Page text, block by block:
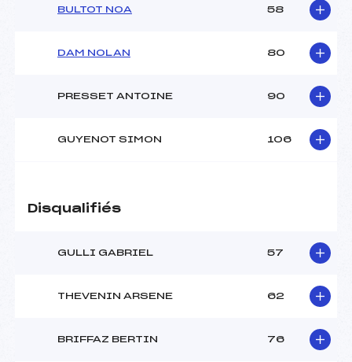
BULTOT NOA 58
DAM NOLAN 80
PRESSET ANTOINE 90
GUYENOT SIMON 106
Disqualifiés
GULLI GABRIEL 57
THEVENIN ARSENE 62
BRIFFAZ BERTIN 76